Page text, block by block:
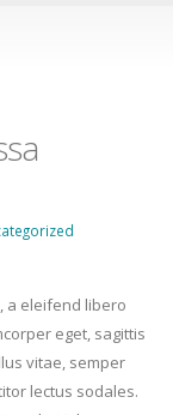
a eleifend libero
eget, sagittis
vitae, semper
lectus sodales.